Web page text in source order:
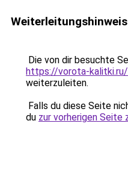
Weiterleitungshinweis
Die von dir besuchte
https://vorota-
weiterzuleiten.
Falls du diese Seite
du zur vorherigen Seite